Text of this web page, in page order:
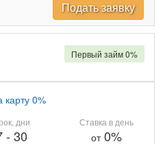
Подать заявку
0%
дни
- 30
Ставка в день
от0%
Первый займ 0%